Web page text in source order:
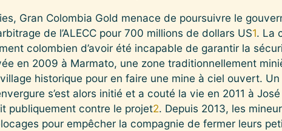
Gran Colombia Gold menace de poursuivre le
de l’ALECC pour 700 millions de dollars US1. La
colombien d’avoir été incapable de garantir la
en 2009 à Marmato, une zone traditionnellement
historique pour en faire une mine à ciel ouvert.
s’est alors initié et a couté la vie en 2011 à
publiquement contre le projet2. Depuis 2013, les
pour empêcher la compagnie de fermer leurs